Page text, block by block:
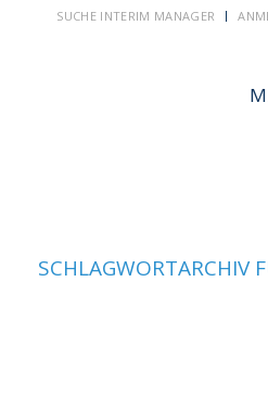
SUCHE INTERIM MANAGER
SCHLAGWORTARCHIV